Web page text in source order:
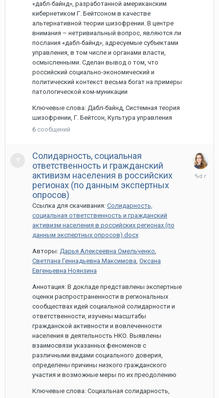
«дабл-байнд», разработанной американским
кибернетиком Г. Бейтсоном в качестве
альтернативной теории шизофрении. В центре
внимания – нетривиальный вопрос, являются ли
послания «дабл-байнд», адресуемые субъектами
управления, в том числе и органами власти,
осмысленными. Сделан вывод о том, что
российский социально-экономический и
политический контекст весьма богат на примеры
патологической ком-муникации
Ключевые слова: Дабл-байнд, Системная теория
шизофрении, Г. Бейтсон, Культура управления
6 сообщений
Солидарность, социальная
ответственность и гражданский
активизм населения в российских
регионах (по данным экспертных
опросов)
Ссылка для скачивания: Солидарность,
социальная ответственность и гражданский
активизм населения в российских регионах (по
данным экспертных опросов).docx
Авторы: Дарья Алексеевна Омельченко,
Светлана Геннадьевна Максимова, Оксана
Евгеньевна Ноянзина
Аннотация: В докладе представлены экспертные
оценки распространенности в региональных
сообществах идей социальной солидарности и
ответственности, изучены масштабы
гражданской активности и вовлеченности
населения в деятельность НКО. Выявлены
взаимосвязи указанных феноменов с
различными видами социального доверия,
определены причины низкого гражданского
участия и возможные меры по их преодолению
Ключевые слова: Социальная солидарность,
26